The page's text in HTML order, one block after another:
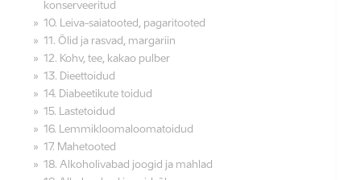
konserveeritud
10. Leiva-saiatooted, pagaritooted
11. Õlid ja rasvad, margariin
12. Kohv, tee, kakao pulber
13. Dieettoidud
14. Diabeetikute toidud
15. Lastetoidud
16. Lemmikloomaloomatoidud
17. Mahetooted
18. Alkoholivabad joogid ja mahlad